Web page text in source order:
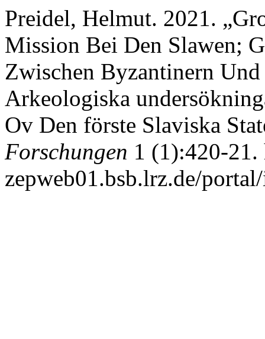
Preidel, Helmut. 2021.
Mission Bei Den Slawen;
Zwischen Byzantinern
Arkeologiska
Ov Den förste Slaviska
Forschungen 1 (1):420-
zepweb01.bsb.lrz.de/